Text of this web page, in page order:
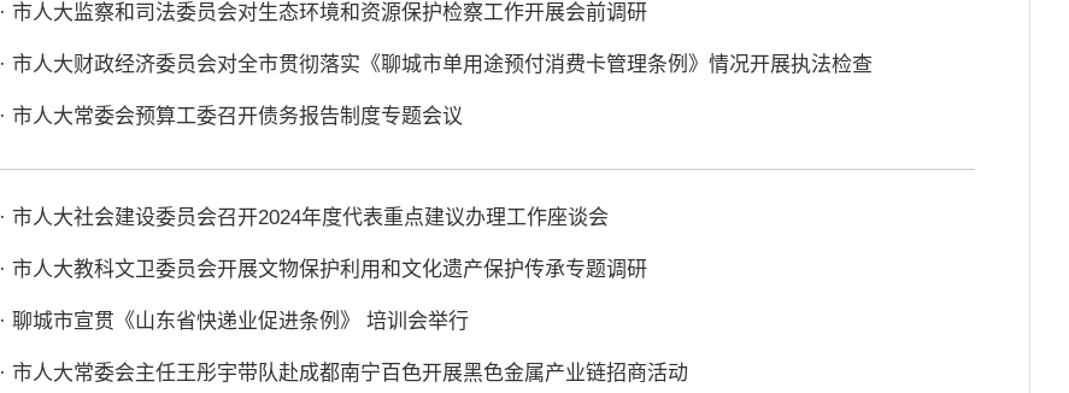
· 市人大监察和司法委员会对生态环境和资源保护检察工作开展会前调研
· 市人大财政经济委员会对全市贯彻落实《聊城市单用途预付消费卡管理条例》情况开展执法检查
· 市人大常委会预算工委召开债务报告制度专题会议
· 市人大社会建设委员会召开2024年度代表重点建议办理工作座谈会
· 市人大教科文卫委员会开展文物保护利用和文化遗产保护传承专题调研
· 聊城市宣贯《山东省快递业促进条例》 培训会举行
· 市人大常委会主任王彤宇带队赴成都南宁百色开展黑色金属产业链招商活动